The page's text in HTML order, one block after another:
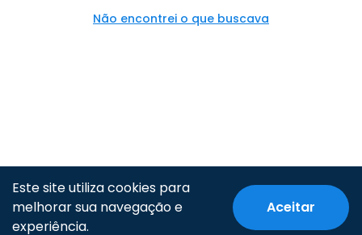
Não encontrei o que buscava
© Todos os direitos reservados.
Este site utiliza cookies para
melhorar sua navegação e
experiência.
Aceitar